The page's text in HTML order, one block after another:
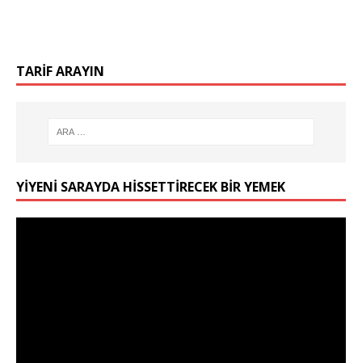
TARIF ARAYIN
YIYENI SARAYDA HISSETTIRECEK BIR YEMEK